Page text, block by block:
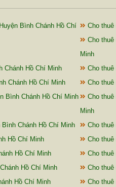
Bình Chánh Hồ Chí
Cho
Cho
Minh
Chánh Hồ Chí Minh
Cho
Chánh Hồ Chí Minh
Cho
Bình Chánh Hồ Chí Minh
Cho
Minh
Chánh Hồ Chí Minh
Cho
Hồ Chí Minh
Cho
Hồ Chí Minh
Cho
Hồ Chí Minh
Cho
Hồ Chí Minh
Cho